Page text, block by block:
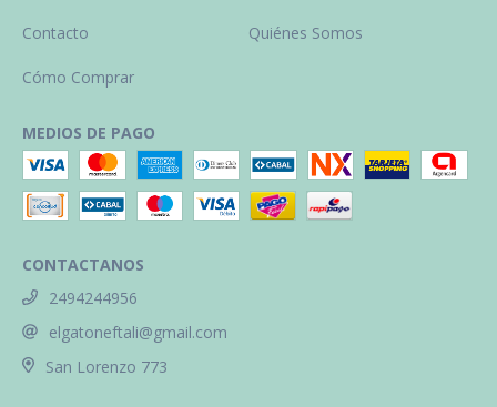
Contacto Quiénes Somos
Cómo Comprar
MEDIOS DE PAGO
CONTACTANOS
2494244956
elgatoneftali@gmail.com
San Lorenzo 773